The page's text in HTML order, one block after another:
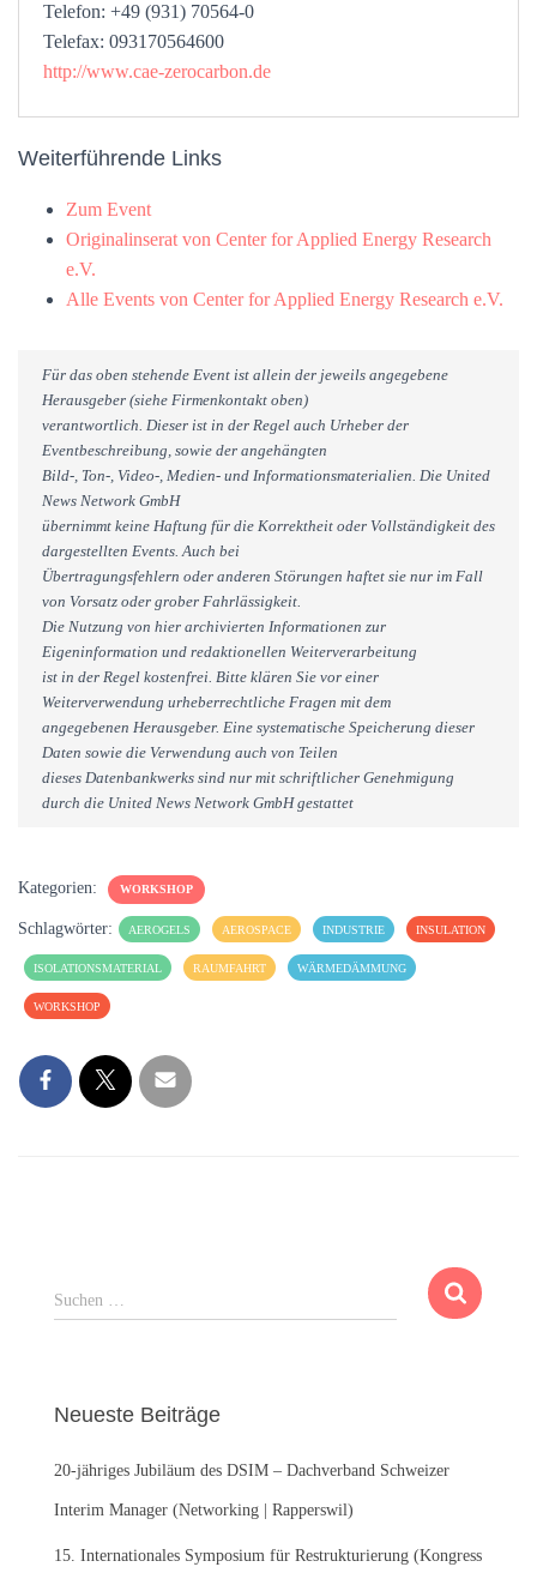
Telefon: +49 (931) 70564-0
Telefax: 093170564600
http://www.cae-zerocarbon.de
Weiterführende Links
Zum Event
Originalinserat von Center for Applied Energy Research
e.V.
Alle Events von Center for Applied Energy Research e.V.
Für das oben stehende Event ist allein der jeweils angegebene
Herausgeber (siehe Firmenkontakt oben)
verantwortlich. Dieser ist in der Regel auch Urheber der
Eventbeschreibung, sowie der angehängten
Bild-, Ton-, Video-, Medien- und Informationsmaterialien. Die United
News Network GmbH
übernimmt keine Haftung für die Korrektheit oder Vollständigkeit des
dargestellten Events. Auch bei
Übertragungsfehlern oder anderen Störungen haftet sie nur im Fall
von Vorsatz oder grober Fahrlässigkeit.
Die Nutzung von hier archivierten Informationen zur
Eigeninformation und redaktionellen Weiterverarbeitung
ist in der Regel kostenfrei. Bitte klären Sie vor einer
Weiterverwendung urheberrechtliche Fragen mit dem
angegebenen Herausgeber. Eine systematische Speicherung dieser
Daten sowie die Verwendung auch von Teilen
dieses Datenbankwerks sind nur mit schriftlicher Genehmigung
durch die United News Network GmbH gestattet
Kategorien: WORKSHOP
Schlagwörter: AEROGELS AEROSPACE INDUSTRIE INSULATION
ISOLATIONSMATERIAL RAUMFAHRT WÄRMEDÄMMUNG
WORKSHOP
S
u
n
a
c
:
Suchen …
Neueste Beiträge
20-jähriges Jubiläum des DSIM – Dachverband Schweizer
Interim Manager (Networking | Rapperswil)
15. Internationales Symposium für Restrukturierung (Kongress